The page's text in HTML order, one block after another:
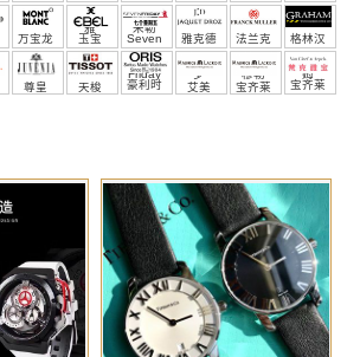
雅 米勒
万宝龙 玉宝 Seven
Friday
雅克德
罗
法兰克
穆勒
格林汉
姆
尊皇 天梭 豪利时 艾美 宝齐莱 宝齐莱